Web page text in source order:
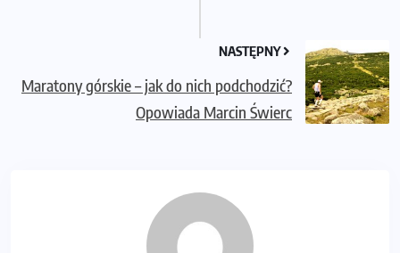
NASTĘPNY
Maratony górskie – jak do nich podchodzić?
Opowiada Marcin Świerc